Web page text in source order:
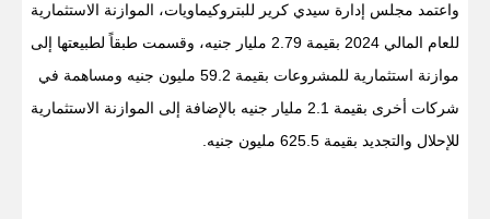
واعتمد مجلس إدارة سيدي كرير للبتروكيماويات، الموازنة الاستثمارية
للعام المالي 2024 بقيمة 2.79 مليار جنيه، وقسمت طبقاً لطبيعتها إلى
موازنة استثمارية للمشروعات بقيمة 59.2 مليون جنيه ومساهمة في
شركات أخرى بقيمة 2.1 مليار جنيه بالإضافة إلى الموازنة الاستثمارية
للإحلال والتجديد بقيمة 625.5 مليون جنيه.